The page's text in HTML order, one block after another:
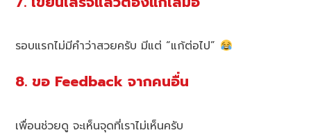
รอบแรกไม่มีคำว่าสวยครับ มีแต่ “แก้ต่อไป”
8. ขอ Feedback จากคนอื่น
เพื่อนช่วยดู จะเห็นจุดที่เราไม่เห็นครับ